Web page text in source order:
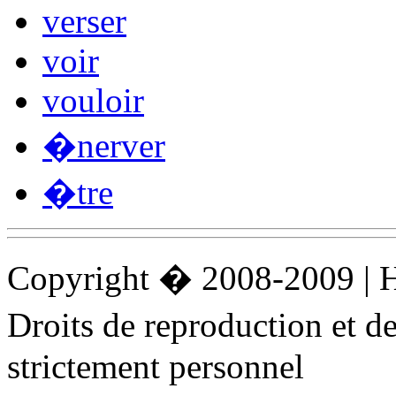
verser
voir
vouloir
�nerver
�tre
Copyright � 2008-2009 |
Droits de reproduction et
strictement personnel